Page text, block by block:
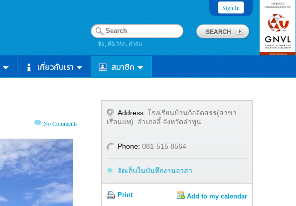
Sign In
ชื่อ, คีย์เวิร์ด, คำค้น
เกี่ยวกับเรา สมาชิก
No Comments
Address: โรงเรียนบ้านก้อจัดสรร(สาขา
เรือนแพ) อำเภอลี้ จังหวัดลำพูน
Phone: 081-515 8564
จัดเก็บในบันทึกงานอาสา
Print Add to my calendar